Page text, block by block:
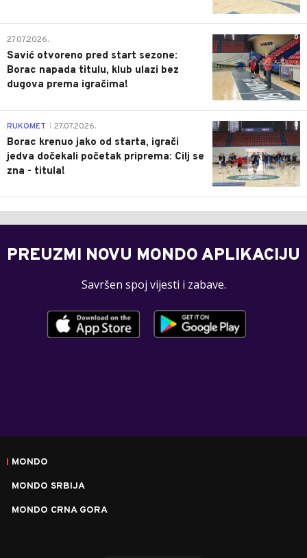
0
27.07.2026.
Savić otvoreno pred start sezone:
Borac napada titulu, klub ulazi bez
dugova prema igračima!
0
RUKOMET 27.07.2026.
Borac krenuo jako od starta, igrači
jedva dočekali početak priprema: Cilj se
zna - titula!
PREUZMI NOVU MONDO APLIKACIJU
Savršen spoj vijesti i zabave.
MONDO
MONDO SRBIJA
MONDO CRNA GORA